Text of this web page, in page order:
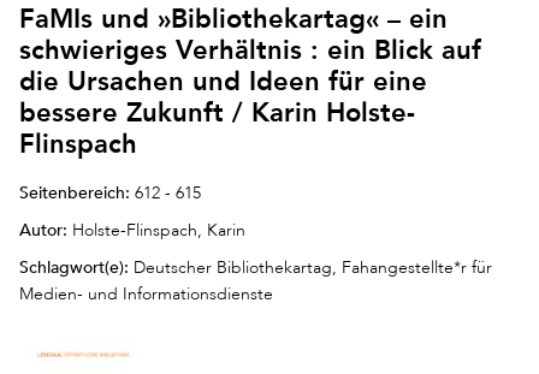
FaMIs und »Bibliothekartag« – ein
schwieriges Verhältnis : ein Blick auf
die Ursachen und Ideen für eine
bessere Zukunft / Karin Holste-
Flinspach
Seitenbereich: 612 - 615
Autor: Holste-Flinspach, Karin
Schlagwort(e): Deutscher Bibliothekartag, Fahangestellte*r für
Medien- und Informationsdienste